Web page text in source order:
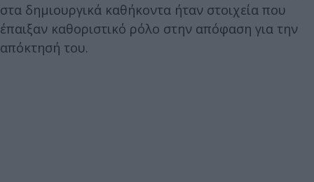
στα δημιουργικά καθήκοντα ήταν στοιχεία που
έπαιξαν καθοριστικό ρόλο στην απόφαση για την
απόκτησή του.